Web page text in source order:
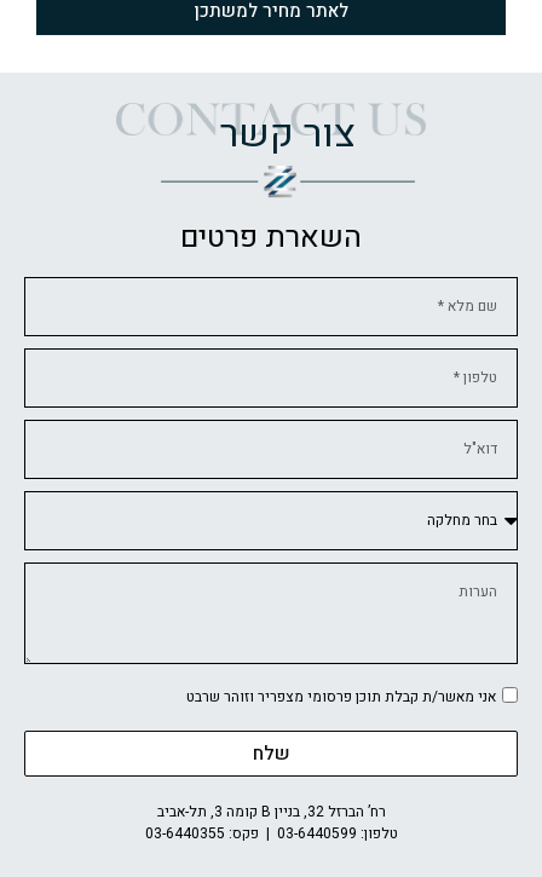
לאתר מחיר למשתכן
צור קשר
השארת פרטים
אני מאשר/ת קבלת תוכן פרסומי מצפריר וזוהר שרבט
שלח
רח’ הברזל 32, בניין B קומה 3, תל-אביב
טלפון: 03-6440599| פקס: 03-6440355